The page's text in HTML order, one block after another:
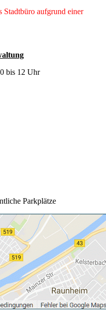
aufgrund einer
bis 12 Uhr
Parkplätze